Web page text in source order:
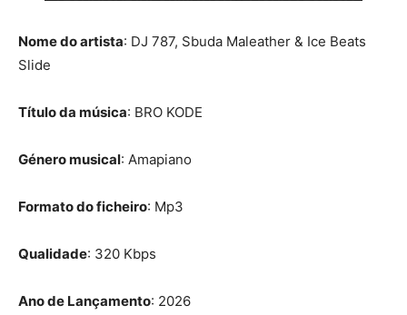
Nome do artista: DJ 787, Sbuda Maleather & Ice Beats
Slide
Título da música: BRO KODE
Género musical: Amapiano
Formato do ficheiro: Mp3
Qualidade: 320 Kbps
Ano de Lançamento: 2026